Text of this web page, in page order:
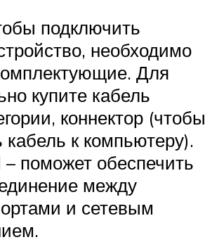
подключить
необходимо
Для
купите кабель
коннектор (чтобы
кабель к компьютеру).
поможет обеспечить
между
и сетевым